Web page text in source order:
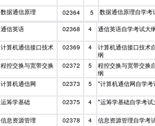
数据通信原理 02364 5 数据通信原理自学考
通信英语 02368 4 通信英语自学考试大
计算机通信接口技术 02369 4
计算机通信接口技术
纲
程控交换与宽带交换 02372 5
程控交换与宽带交换
纲
计算机通信网 02373 5 *计算机通信网自学考
运筹学基础 02375 4 *运筹学基础自学考试
信息资源管理 02378 4 信息资源管理自学考